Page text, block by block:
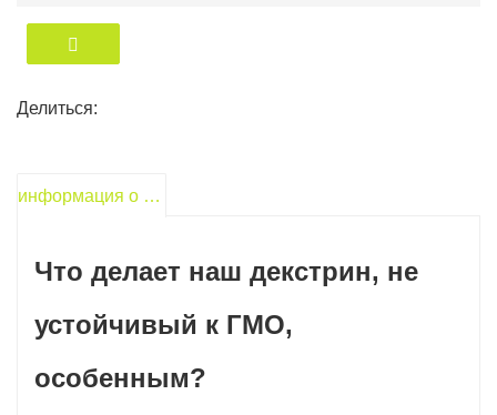
импортируемые из-за рубежа.
4.Прецизионное производство
контроля качества
Делиться:
информация о продукте
Что делает наш декстрин, не
устойчивый к ГМО,
особенным?